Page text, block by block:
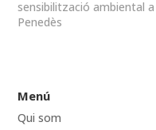
sensibilització ambiental
Penedès
Menú
Qui som